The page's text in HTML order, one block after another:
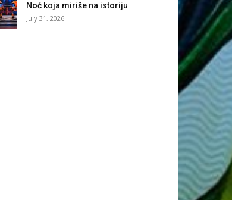
Noć koja miriše na istoriju
July 31, 2026